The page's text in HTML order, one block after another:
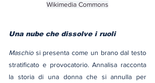
Wikimedia Commons
Una nube che dissolve i ruoli
Maschio si presenta come un brano dal testo
stratificato e provocatorio. Annalisa racconta
la storia di una donna che si annulla per